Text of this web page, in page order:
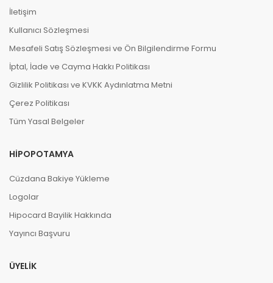
İletişim
Kullanıcı Sözleşmesi
Mesafeli Satış Sözleşmesi ve Ön Bilgilendirme Formu
İptal, İade ve Cayma Hakkı Politikası
Gizlilik Politikası ve KVKK Aydınlatma Metni
Çerez Politikası
Tüm Yasal Belgeler
HIPOPOTAMYA
Cüzdana Bakiye Yükleme
Logolar
Hipocard Bayilik Hakkında
Yayıncı Başvuru
ÜYELIK